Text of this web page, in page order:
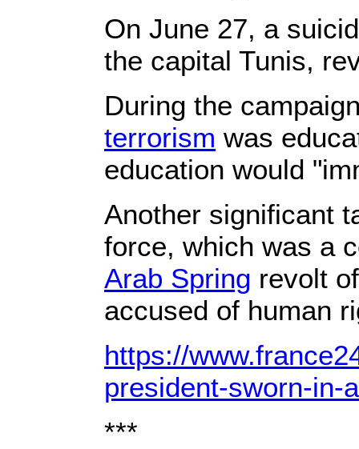
On June 27, a
the capital Tunis,
During the
terrorism was
education would
Another significant
force, which was a
Arab Spring revolt
accused of human
https://
president-sworn-in-
***